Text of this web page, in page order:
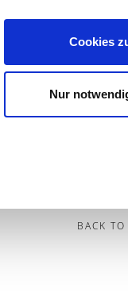
Cookies
Nur
Contact
BACK